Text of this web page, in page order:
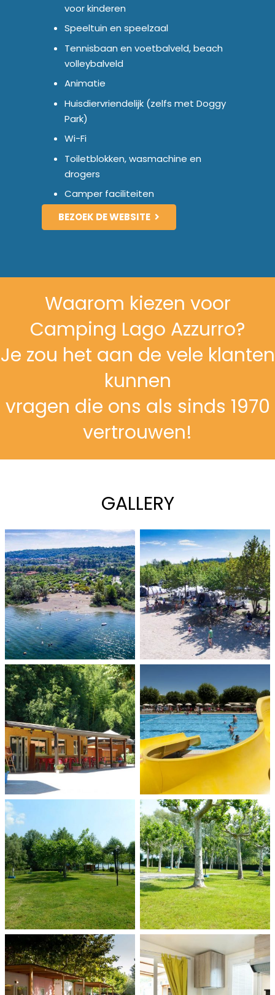
voor kinderen
Speeltuin en speelzaal
Tennisbaan en voetbalveld, beach
volleybalveld
Animatie
Huisdiervriendelijk (zelfs met Doggy
Park)
Wi-Fi
Toiletblokken, wasmachine en
drogers
Camper faciliteiten
BEZOEK DE WEBSITE
Waarom kiezen voor
Camping Lago Azzurro?
Je zou het aan de vele klanten
kunnen
vragen die ons als sinds 1970
vertrouwen!
GALLERY